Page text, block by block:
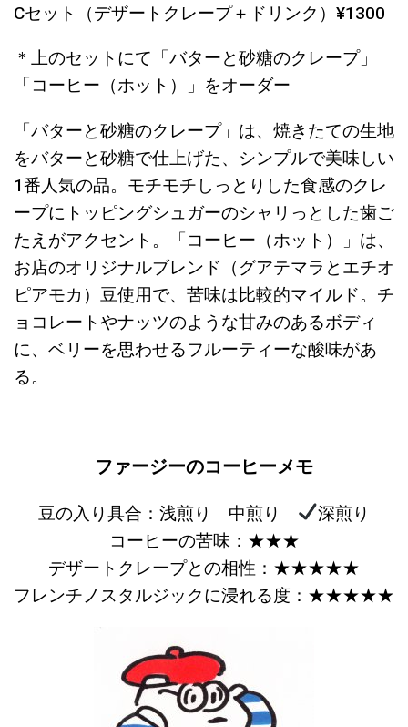
Cセット（デザートクレープ＋ドリンク）¥1300
＊上のセットにて「バターと砂糖のクレープ」
「コーヒー（ホット）」をオーダー
「バターと砂糖のクレープ」は、焼きたての生地
をバターと砂糖で仕上げた、シンプルで美味しい
1番人気の品。モチモチしっとりした食感のクレ
ープにトッピングシュガーのシャリっとした歯ご
たえがアクセント。「コーヒー（ホット）」は、
お店のオリジナルブレンド（グアテマラとエチオ
ピアモカ）豆使用で、苦味は比較的マイルド。チ
ョコレートやナッツのような甘みのあるボディ
に、ベリーを思わせるフルーティーな酸味があ
る。
ファージーのコーヒーメモ
豆の入り具合：浅煎り 中煎り
深煎り
コーヒーの苦味：★★★
デザートクレープとの相性：★★★★★
フレンチノスタルジックに浸れる度：★★★★★